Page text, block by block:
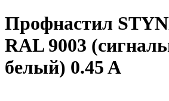
Профнастил
RAL 9003
белый) 0.45 A